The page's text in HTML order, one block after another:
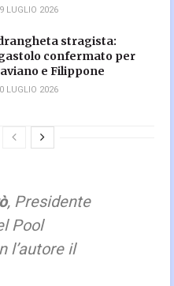
LUGLIO 2026
stragista:
confermato per
e Filippone
LUGLIO 2026
, Presidente
Pool
l’autore il